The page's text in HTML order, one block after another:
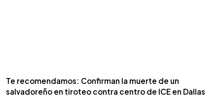
Te recomendamos: Confirman la muerte de un
salvadoreño en tiroteo contra centro de ICE en Dallas